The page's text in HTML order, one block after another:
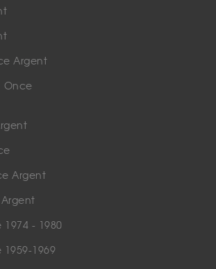
Argent
Once
Argent
1974 - 1980
1959-1969